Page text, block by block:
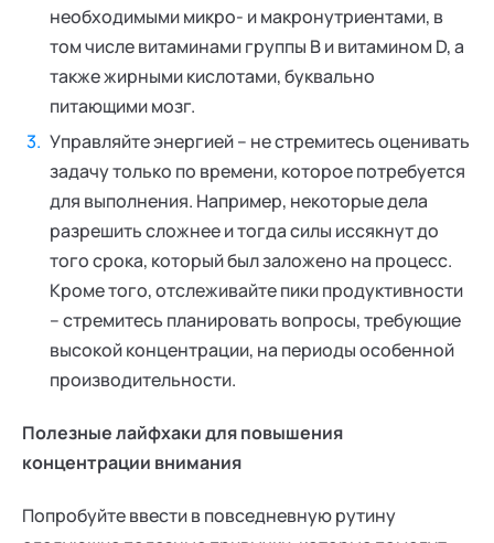
необходимыми микро- и макронутриентами, в
том числе витаминами группы В и витамином D, а
также жирными кислотами, буквально
питающими мозг.
Управляйте энергией – не стремитесь оценивать
задачу только по времени, которое потребуется
для выполнения. Например, некоторые дела
разрешить сложнее и тогда силы иссякнут до
того срока, который был заложено на процесс.
Кроме того, отслеживайте пики продуктивности
– стремитесь планировать вопросы, требующие
высокой концентрации, на периоды особенной
производительности.
Полезные лайфхаки для повышения
концентрации внимания
Попробуйте ввести в повседневную рутину